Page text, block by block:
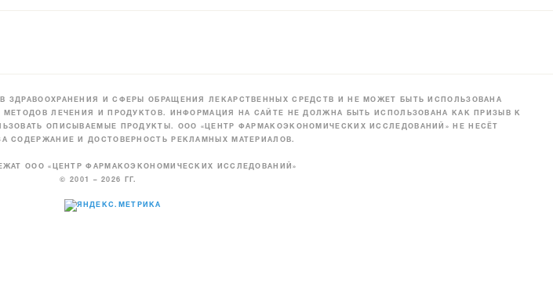
ЗДРАВООХРАНЕНИЯ И СФЕРЫ ОБРАЩЕНИЯ ЛЕКАРСТВЕННЫХ СРЕДСТВ И НЕ МОЖЕТ БЫТЬ ИСПОЛЬЗОВАНА
ЛЕЧЕНИЯ И ПРОДУКТОВ. ИНФОРМАЦИЯ НА САЙТЕ НЕ ДОЛЖНА БЫТЬ ИСПОЛЬЗОВАНА КАК ПРИЗЫВ К
ОПИСЫВАЕМЫЕ ПРОДУКТЫ. ООО «ЦЕНТР ФАРМАКОЭКОНОМИЧЕСКИХ ИССЛЕДОВАНИЙ» НЕ НЕСЁТ
СОДЕРЖАНИЕ И ДОСТОВЕРНОСТЬ РЕКЛАМНЫХ МАТЕРИАЛОВ.
ООО «ЦЕНТР ФАРМАКОЭКОНОМИЧЕСКИХ ИССЛЕДОВАНИЙ»
© 2001 – 2026 ГГ.